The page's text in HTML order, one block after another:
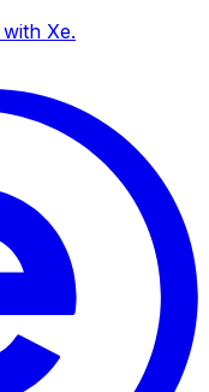
Xe.